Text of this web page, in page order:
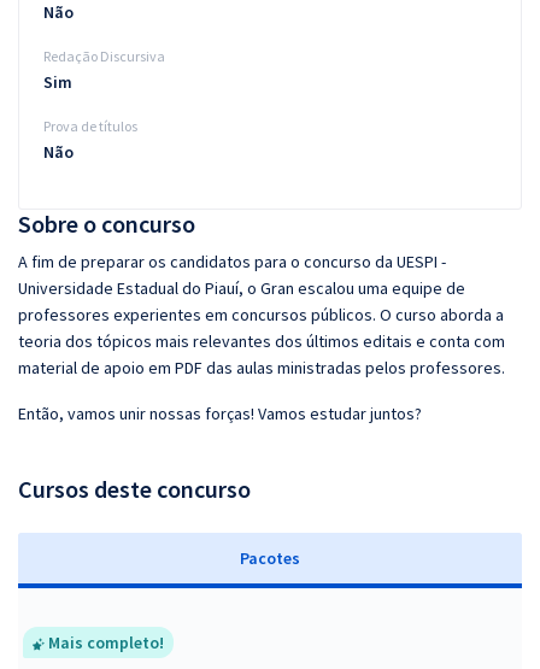
Sobre o concurso
A fim de preparar os candidatos para o concurso da UESPI -
Universidade Estadual do Piauí, o Gran escalou uma equipe de
professores experientes em concursos públicos. O curso aborda a
teoria dos tópicos mais relevantes dos últimos editais e conta com
material de apoio em PDF das aulas ministradas pelos professores.
Então, vamos unir nossas forças! Vamos estudar juntos?
Cursos deste concurso
Pacotes
Mais completo!
Não
Redação Discursiva
Sim
Prova de títulos
Não